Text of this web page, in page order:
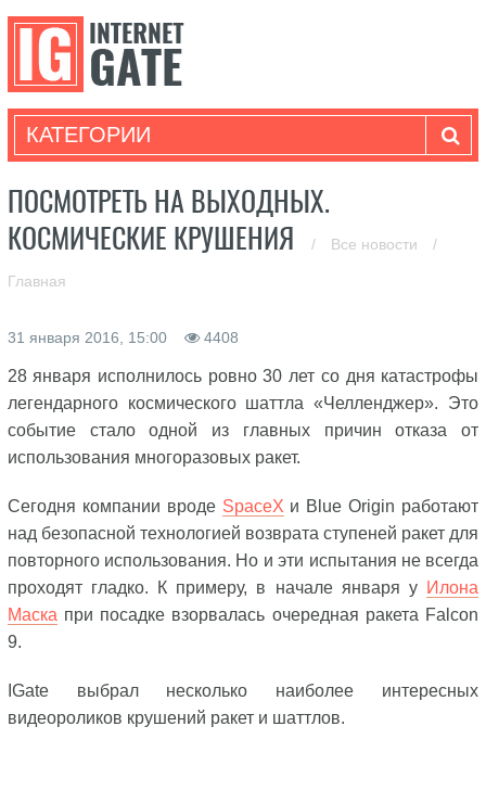
КАТЕГОРИИ
ПОСМОТРЕТЬ НА ВЫХОДНЫХ.
КОСМИЧЕСКИЕ КРУШЕНИЯ
/ Все новости /
Главная
31 января 2016, 15:00 4408
28 января исполнилось ровно 30 лет со дня катастрофы
легендарного космического шаттла «Челленджер». Это
событие стало одной из главных причин отказа от
использования многоразовых ракет.
Сегодня компании вроде SpaceX и Blue Origin работают
над безопасной технологией возврата ступеней ракет для
повторного использования. Но и эти испытания не всегда
проходят гладко. К примеру, в начале января у Илона
Маска при посадке взорвалась очередная ракета Falcon
9.
IGate выбрал несколько наиболее интересных
видеороликов крушений ракет и шаттлов.